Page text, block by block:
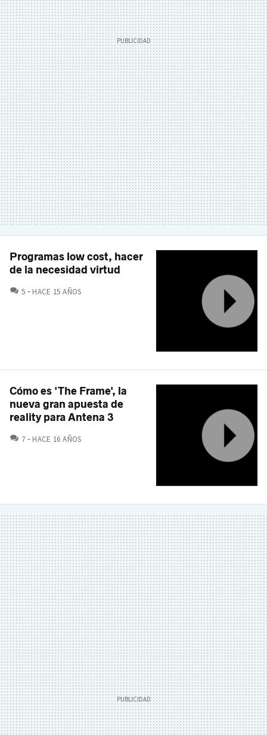
Programas low cost, hacer
de la necesidad virtud
5 COMENTARIOS
HACE 15 AÑOS
Cómo es 'The Frame', la
nueva gran apuesta de
reality para Antena 3
7 COMENTARIOS
HACE 16 AÑOS